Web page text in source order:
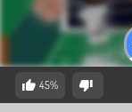
45%